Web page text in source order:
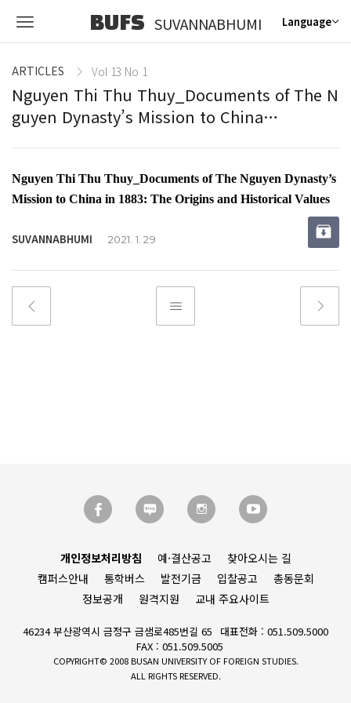
BUFS SUVANNABHUMI Language
ARTICLES Vol 13 No 1
Nguyen Thi Thu Thuy_Documents of The N
guyen Dynasty’s Mission to China…
Nguyen Thi Thu Thuy_Documents of The Nguyen Dynasty’s
Mission to China in 1883: The Origins and Historical Values
SUVANNABHUMI 2021. 1. 29
개인정보처리방침 예·결산공고
찾아오시는 길
캠퍼스안내
통학버스 발전기금 입찰공고
총동문회
정보공개
원격지원 교내 주요사이트
46234 부산광역시 금정구 금샘로485번길 65
대표전화 : 051.509.5000
FAX : 051.509.5005
COPYRIGHT© 2008 BUSAN UNIVERSITY OF FOREIGN STUDIES.
ALL RIGHTS RESERVED.